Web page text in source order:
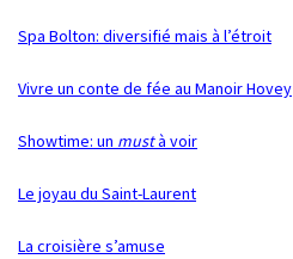
Spa Bolton: diversifié mais à l’étroit
Vivre un conte de fée au Manoir Hovey
Showtime: un mustà voir
Le joyau du Saint-Laurent
La croisière s’amuse